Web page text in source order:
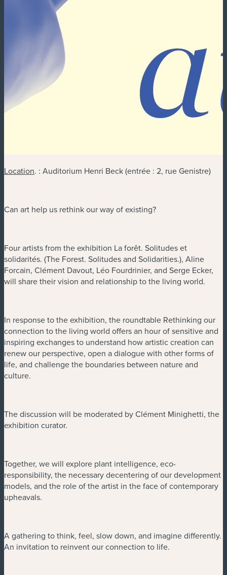
Location. : Auditorium Henri Beck (entrée : 2, rue Genistre)
Can art help us rethink our way of existing?
Four artists from the exhibition La forêt. Solitudes et
solidarités. (The Forest. Solitudes and Solidarities.), Aline
Forcain, Clément Davout, Léo Fourdrinier, and Serge Ecker,
will share their vision and relationship to the living world.
In response to the exhibition, the roundtable Rethinking our
connection to the living world offers an hour of sensitive and
inspiring exchanges to understand how artistic creation can
renew our perspective, open a dialogue with other forms of
life, and challenge the boundaries between nature and
culture.
The discussion will be moderated by Clément Minighetti, the
exhibition curator.
Together, we will explore plant intelligence, eco-
responsibility, the necessary decentering of our development
models, and the role of the artist in the face of contemporary
upheavals.
A gathering to think, feel, slow down, and imagine differently.
An invitation to reinvent our connection to life.